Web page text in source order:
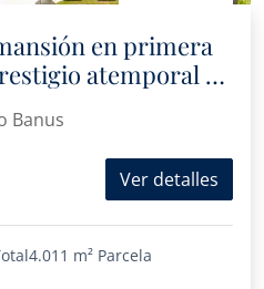
en primera
atemporal en
Banus
Ver detalles
4.011 m² Parcela